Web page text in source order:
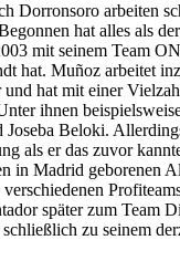
Dorronsoro arbeiten
hat alles als
mit seinem Team
hat. Muñoz arbeitet
und hat mit einer
ihnen
Joseba Beloki.
als er das zuvor
in Madrid geborenen
später zum Team
zu seinem